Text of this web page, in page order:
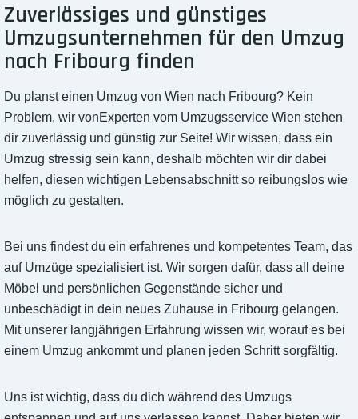
Zuverlässiges und günstiges
Umzugsunternehmen für den Umzug
nach Fribourg finden
Du planst einen Umzug von Wien nach Fribourg? Kein
Problem, wir vonExperten vom Umzugsservice Wien stehen
dir zuverlässig und günstig zur Seite! Wir wissen, dass ein
Umzug stressig sein kann, deshalb möchten wir dir dabei
helfen, diesen wichtigen Lebensabschnitt so reibungslos wie
möglich zu gestalten.
Bei uns findest du ein erfahrenes und kompetentes Team, das
auf Umzüge spezialisiert ist. Wir sorgen dafür, dass all deine
Möbel und persönlichen Gegenstände sicher und
unbeschädigt in dein neues Zuhause in Fribourg gelangen.
Mit unserer langjährigen Erfahrung wissen wir, worauf es bei
einem Umzug ankommt und planen jeden Schritt sorgfältig.
Uns ist wichtig, dass du dich während des Umzugs